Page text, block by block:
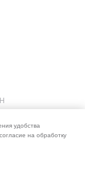
удобства
на обработку